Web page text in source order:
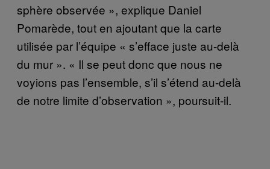
sphère observée », explique Daniel
Pomarède, tout en ajoutant que la carte
utilisée par l’équipe « s’efface juste au-delà
du mur ». « Il se peut donc que nous ne
voyions pas l’ensemble, s’il s’étend au-delà
de notre limite d’observation », poursuit-il.